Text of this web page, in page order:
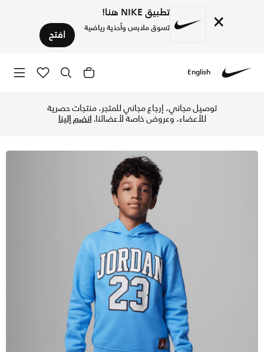
× تطبيق NIKE هنا!
تسوق ملابس وأحذية رياضية افتح
English
توصيل مجاني، إرجاع مجاني للمتجر، منتجات حصرية
للأعضاء، وعروض خاصة لأعضائنا.انضم إلينا